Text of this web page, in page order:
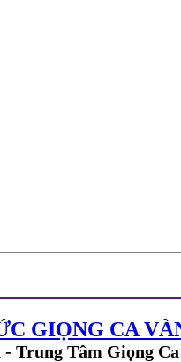
GIỌNG CA
Trung Tâm Giọng